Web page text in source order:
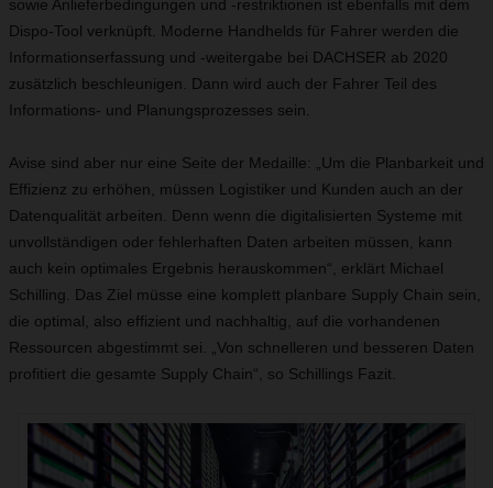
sowie Anlieferbedingungen und -restriktionen ist ebenfalls mit dem
Dispo-Tool verknüpft. Moderne Handhelds für Fahrer werden die
Informationserfassung und -weitergabe bei DACHSER ab 2020
zusätzlich beschleunigen. Dann wird auch der Fahrer Teil des
Informations- und Planungsprozesses sein.
Avise sind aber nur eine Seite der Medaille: „Um die Planbarkeit und
Effizienz zu erhöhen, müssen Logistiker und Kunden auch an der
Datenqualität arbeiten. Denn wenn die digitalisierten Systeme mit
unvollständigen oder fehlerhaften Daten arbeiten müssen, kann
auch kein optimales Ergebnis herauskommen“, erklärt Michael
Schilling. Das Ziel müsse eine komplett planbare Supply Chain sein,
die optimal, also effizient und nachhaltig, auf die vorhandenen
Ressourcen abgestimmt sei. „Von schnelleren und besseren Daten
profitiert die gesamte Supply Chain“, so Schillings Fazit.